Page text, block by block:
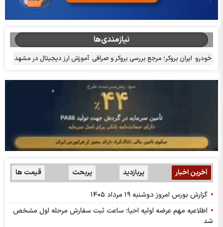
نیازمندی‌ها
خودرو ایران بروکر؛ مرجع بررسی بروکر و صرافی آموزش ارز دیجیتال در مشهد
آخرین اخبار پربازدید پربحث قیمت ها
گزارش بورس امروز دوشنبه ۱۹ مرداد ۱۴۰۵
اطلاعیه مهم عرضه اولیه احیا؛ ساعت ثبت سفارش مرحله اول مشخص
شد